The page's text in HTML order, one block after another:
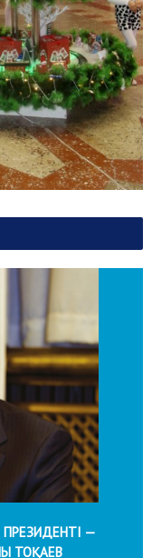
—
ТОҚАЕВ